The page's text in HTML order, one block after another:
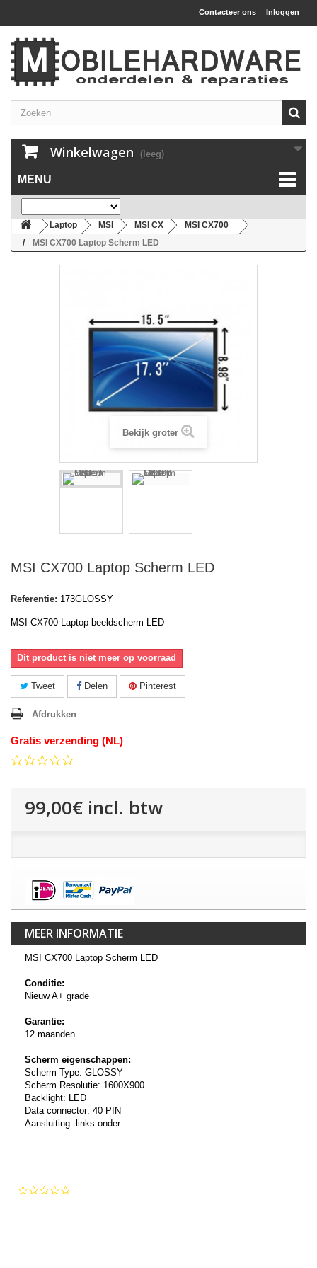
Inloggen
Contacteer ons
Winkelwagen (leeg)
MENU
Laptop MSI MSI CX
MSI CX700
MSI CX700 Laptop Scherm LED
Bekijk groter
MSI CX700 Laptop Scherm LED
Referentie: 173GLOSSY
MSI CX700 Laptop beeldscherm LED
Dit product is niet meer op voorraad
Tweet Delen Pinterest
Afdrukken
Gratis verzending (NL)
99,00€ incl. btw
MEER INFORMATIE
MSI CX700 Laptop Scherm LED
Conditie:
Nieuw A+ grade
Garantie:
12 maanden
Scherm eigenschappen:
Scherm Type: GLOSSY
Scherm Resolutie: 1600X900
Backlight: LED
Data connector: 40 PIN
Aansluiting: links onder